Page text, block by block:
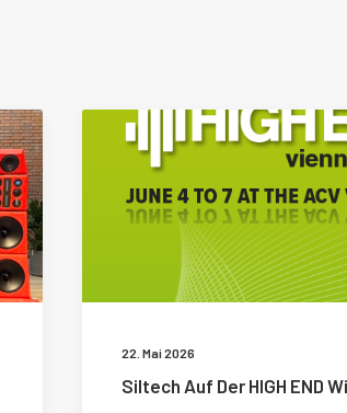
22. Mai 2026
Siltech Auf Der HIGH END